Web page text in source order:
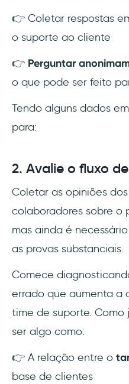
👉 Coletar respostas
o suporte ao cliente
👉 Perguntar
o que pode ser feito
Tendo alguns dados
para:
2. Avalie o fluxo
Coletar as opiniões
colaboradores sobre o
mas ainda é
as provas substanciais.
Comece
errado que aumenta a
time de suporte. Como
ser algo como:
👉 A relação entre o
base de clientes